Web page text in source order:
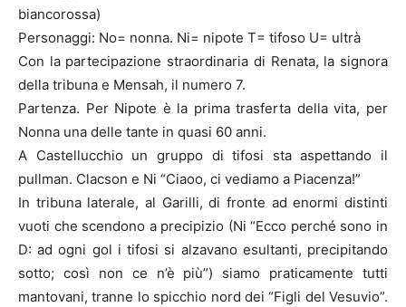
biancorossa)
Personaggi: No= nonna. Ni= nipote T= tifoso U= ultrà
Con la partecipazione straordinaria di Renata, la signora
della tribuna e Mensah, il numero 7.
Partenza. Per Nipote è la prima trasferta della vita, per
Nonna una delle tante in quasi 60 anni.
A Castellucchio un gruppo di tifosi sta aspettando il
pullman. Clacson e Ni “Ciaoo, ci vediamo a Piacenza!”
In tribuna laterale, al Garilli, di fronte ad enormi distinti
vuoti che scendono a precipizio (Ni “Ecco perché sono in
D: ad ogni gol i tifosi si alzavano esultanti, precipitando
sotto; così non ce n’è più”) siamo praticamente tutti
mantovani, tranne lo spicchio nord dei “Figli del Vesuvio”.